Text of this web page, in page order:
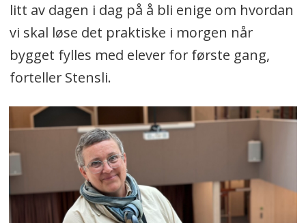
litt av dagen i dag på å bli enige om hvordan
vi skal løse det praktiske i morgen når
bygget fylles med elever for første gang,
forteller Stensli.